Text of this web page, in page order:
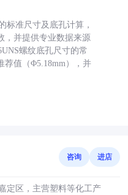
标准尺寸及底孔计算，
，并提供专业数据来源
螺纹底孔尺寸的常
荐值（Φ5.18mm），并
咨询 进店
定区，主营塑料等化工产